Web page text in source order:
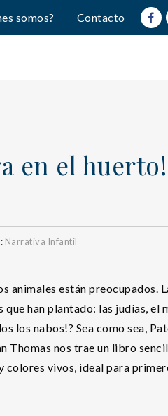
somos? Contacto
en el
Narrativa Infantil
animales están preocupados.
han plantado: las judías, el
los nabos!? Sea como sea,
Thomas nos trae un libro
colores vivos, ideal para